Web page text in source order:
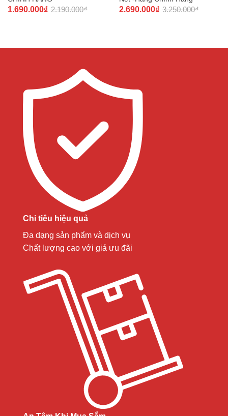
2.190.000₫
1.690.000₫ 3.250.000₫
2.690.000₫
Chi tiêu hiệu quả
Đa dạng sản phẩm và dịch vụ
Chất lượng cao với giá ưu đãi